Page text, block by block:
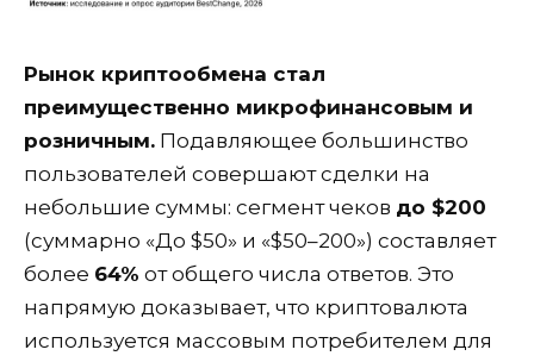
Рынок криптообмена стал
преимущественно микрофинансовым и
розничным. Подавляющее большинство
пользователей совершают сделки на
небольшие суммы: сегмент чеков до $200
(суммарно «До $50» и «$50–200») составляет
более 64% от общего числа ответов. Это
напрямую доказывает, что криптовалюта
используется массовым потребителем для